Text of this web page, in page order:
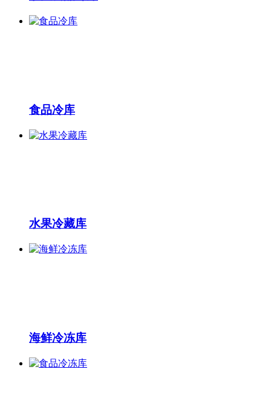
食品冷库
水果冷藏库
海鲜冷冻库